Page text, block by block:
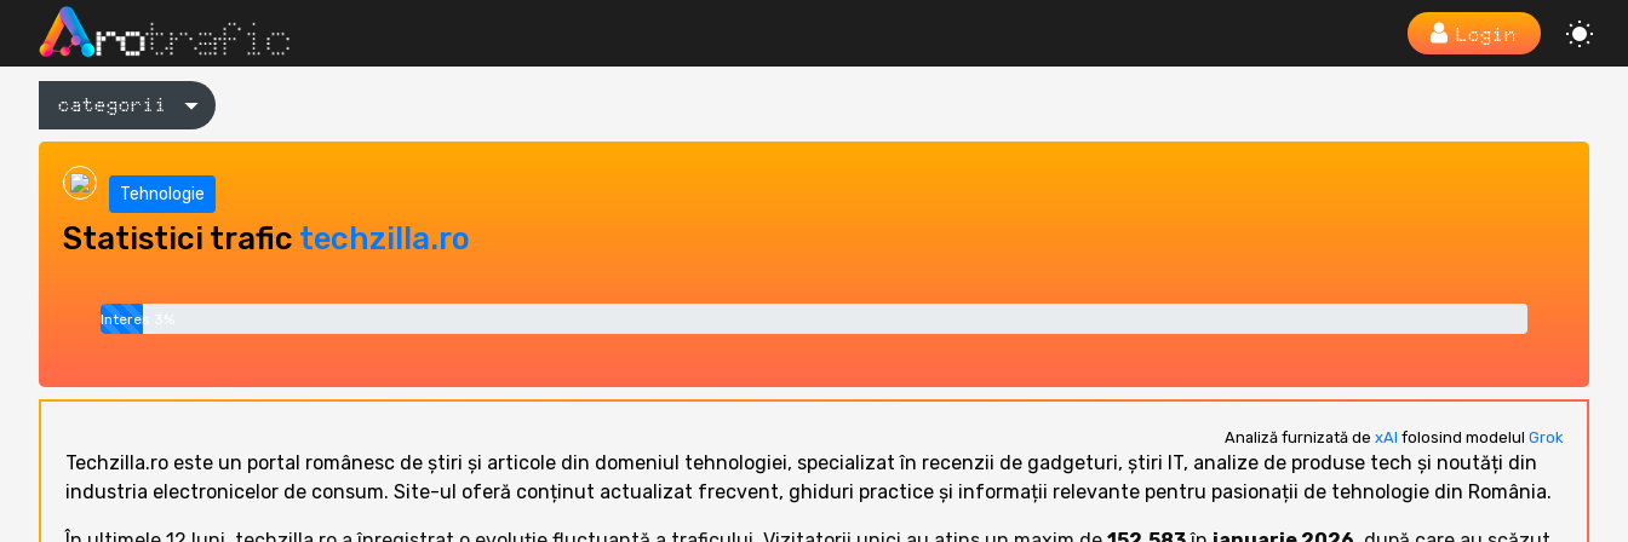
Login
categorii
Tehnologie
Statistici trafic techzilla.ro
Interes 3%
Analiză furnizată de xAI folosind modelul Grok
Techzilla.ro este un portal românesc de știri și articole din domeniul tehnologiei, specializat în recenzii de gadgeturi, știri IT, analize de produse tech și noutăți din
industria electronicelor de consum. Site-ul oferă conținut actualizat frecvent, ghiduri practice și informații relevante pentru pasionații de tehnologie din România.